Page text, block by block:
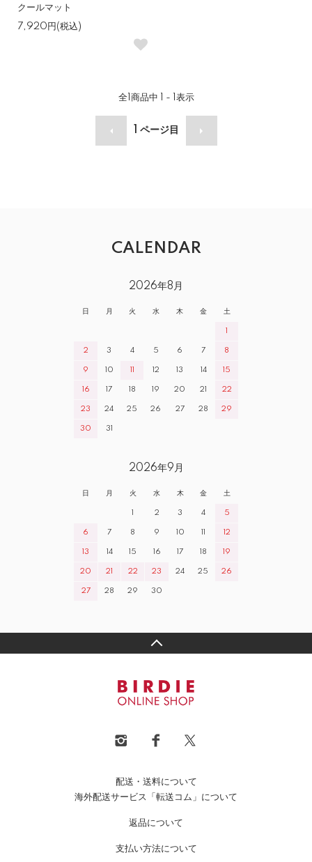
クールマット
7,920円(税込)
全1 商品中 1 - 1 表示
ページ目
CALENDAR
2026年8月
日 月 火 水 木 金 土
1
2 3 4 5 6 7 8
9 10 11 12 13 14 15
16 17 18 19 20 21 22
23 24 25 26 27 28 29
30 31
2026年9月
日 月 火 水 木 金 土
1 2 3 4 5
6 7 8 9 10 11 12
13 14 15 16 17 18 19
20 21 22 23 24 25 26
27 28 29 30
配送・送料について
海外配送サービス「転送コム」について
返品について
支払い方法について